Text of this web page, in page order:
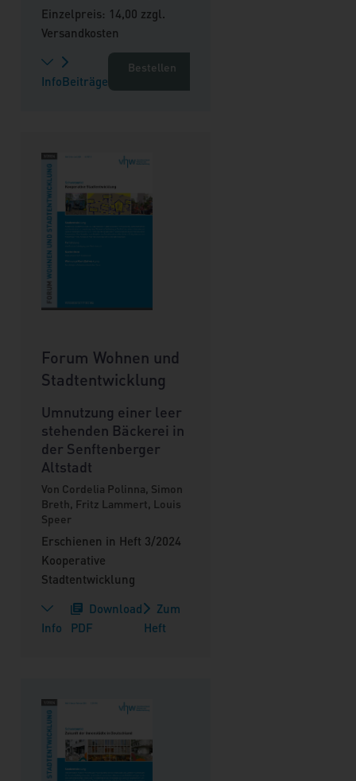
Einzelpreis: 14,00 zzgl.
Versandkosten
InfoBeiträge
Bestellen
Forum Wohnen und
Stadtentwicklung
Umnutzung einer leer
stehenden Bäckerei in
der Senftenberger
Altstadt
Von Cordelia Polinna, Simon
Breth, Fritz Lammert, Louis
Speer
Erschienen in Heft 3/2024
Kooperative
Stadtentwicklung
Info
Download
PDF
Zum
Heft